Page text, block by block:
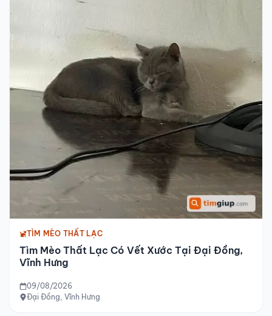
TÌM MÈO THẤT LẠC
Tìm Mèo Thất Lạc Có Vết Xước Tại Đại Đồng,
Vĩnh Hưng
09/08/2026
Đại Đồng, Vĩnh Hưng